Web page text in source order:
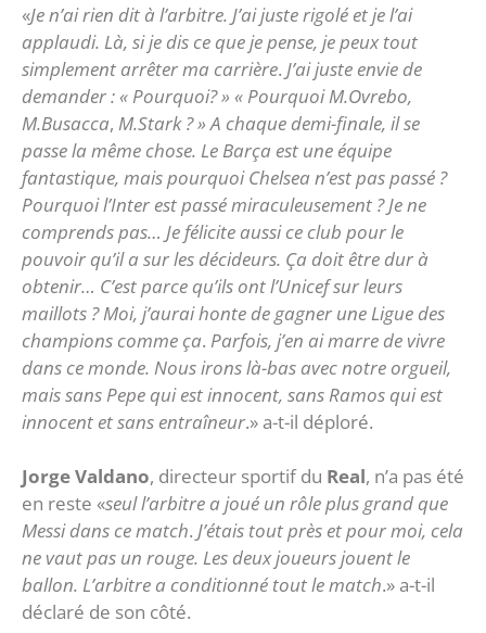
«Je n’ai rien dit à l’arbitre. J’ai juste rigolé et je l’ai
applaudi. Là, si je dis ce que je pense, je peux tout
simplement arrêter ma carrière. J’ai juste envie de
demander :« Pourquoi? » « Pourquoi M.Ovrebo,
M.Busacca, M.Stark ? » A chaque demi-finale, il se
passe la même chose. Le Barça est une équipe
fantastique, mais pourquoi Chelsea n’est pas passé ?
Pourquoi l’Inter est passé miraculeusement ? Je ne
comprends pas… Je félicite aussi ce club pour le
pouvoir qu’il a sur les décideurs. Ça doit être dur à
obtenir… C’est parce qu’ils ont l’Unicef sur leurs
maillots ? Moi, j’aurai honte de gagner une Ligue des
champions comme ça. Parfois, j’en ai marre de vivre
dans ce monde. Nous irons là-bas avec notre orgueil,
mais sans Pepe qui est innocent, sans Ramos qui est
innocent et sans entraîneur.» a-t-il déploré.
Jorge Valdano, directeur sportif du Real, n’a pas été
en reste «seul l’arbitre a joué un rôle plus grand que
Messi dans ce match. J’étais tout près et pour moi, cela
ne vaut pas un rouge. Les deux joueurs jouent le
ballon. L’arbitre a conditionné tout le match.» a-t-il
déclaré de son côté.